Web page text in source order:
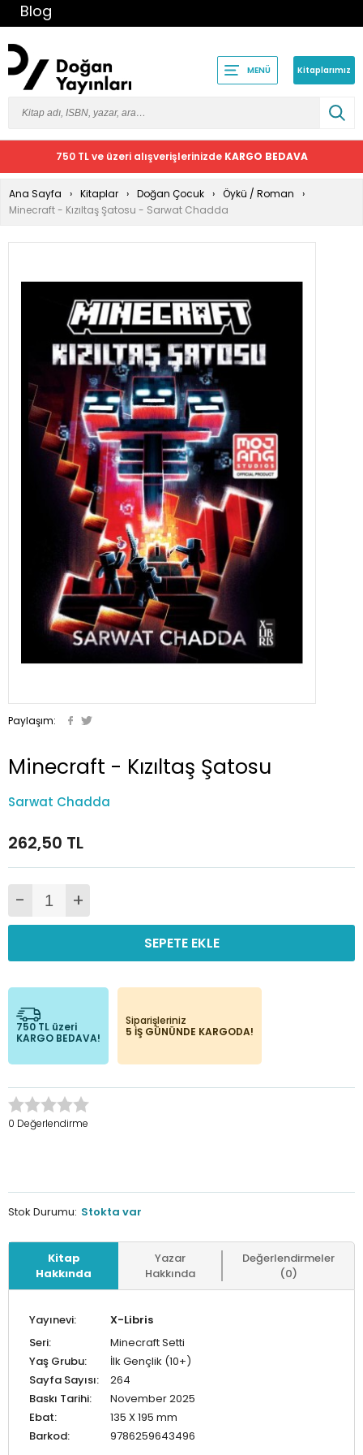
Blog
MENÜ Kitaplarımız
750 TL ve üzeri alışverişlerinizde KARGO BEDAVA
Ana Sayfa Kitaplar Doğan Çocuk
Öykü / Roman
Minecraft - Kızıltaş Şatosu - Sarwat Chadda
Paylaşım:
Minecraft - Kızıltaş Şatosu
Sarwat Chadda
262,50 TL
- +
SEPETE EKLE
750 TL üzeri
KARGO BEDAVA!
Siparişleriniz
5 İŞ GÜNÜNDE KARGODA!
0 Değerlendirme
Stok Durumu: Stokta var
Kitap
Hakkında
Yazar
Hakkında
Değerlendirmeler
(0)
Yayınevi:
X-Libris
Seri:
Minecraft Setti
Yaş Grubu:
İlk Gençlik (10+)
Sayfa Sayısı:
264
Baskı Tarihi:
November 2025
Ebat:
135 X 195 mm
Barkod:
9786259643496